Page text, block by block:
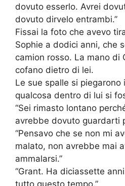
dovuto esserlo. Avrei
dovuto dirvelo entrambi.”
Fissai la foto che avevo
Sophie a dodici anni, che
camion rosso. La mano di
cofano dietro di lei.
Le sue spalle si piegarono
qualcosa dentro di lui si
“Sei rimasto lontano
avrebbe dovuto guardarti
“Pensavo che se non mi
malato, non avrebbe mai
ammalarsi.”
“Grant. Ha diciassette